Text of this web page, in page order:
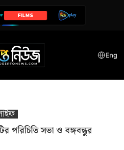
SERIES
Eng
পরিচিতি সভা ও বঙ্গবন্ধুর